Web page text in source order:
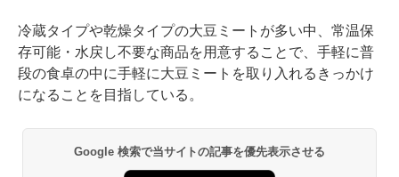
冷蔵タイプや乾燥タイプの大豆ミートが多い中、常温保
存可能・水戻し不要な商品を用意することで、手軽に普
段の食卓の中に手軽に大豆ミートを取り入れるきっかけ
になることを目指している。
Google 検索で当サイトの記事を優先表示させる